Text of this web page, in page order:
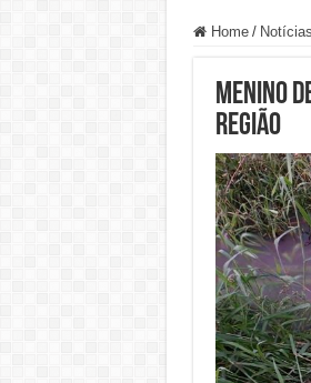
Home / Notícias
Menino
região